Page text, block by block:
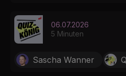
06.07.2026
5 Minuten
Sascha Wanner